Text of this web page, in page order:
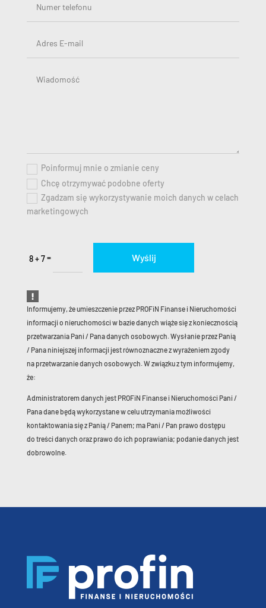
Poinformuj mnie o zmianie ceny
Chcę otrzymywać podobne oferty
Zgadzam się wykorzystywanie moich danych w celach
marketingowych
8 + 7= Wyślij
Informujemy, że umieszczenie przez PROFiN Finanse i Nieruchomości
informacji o nieruchomości w bazie danych wiąże się z koniecznością
przetwarzania Pani / Pana danych osobowych. Wysłanie przez Panią
/ Pana niniejszej informacji jest równoznaczne z wyrażeniem zgody
na przetwarzanie danych osobowych. W związku z tym informujemy,
że:
Administratorem danych jest PROFiN Finanse i Nieruchomości Pani /
Pana dane będą wykorzystane w celu utrzymania możliwości
kontaktowania się z Panią / Panem; ma Pani / Pan prawo dostępu
do treści danych oraz prawo do ich poprawiania; podanie danych jest
dobrowolne.